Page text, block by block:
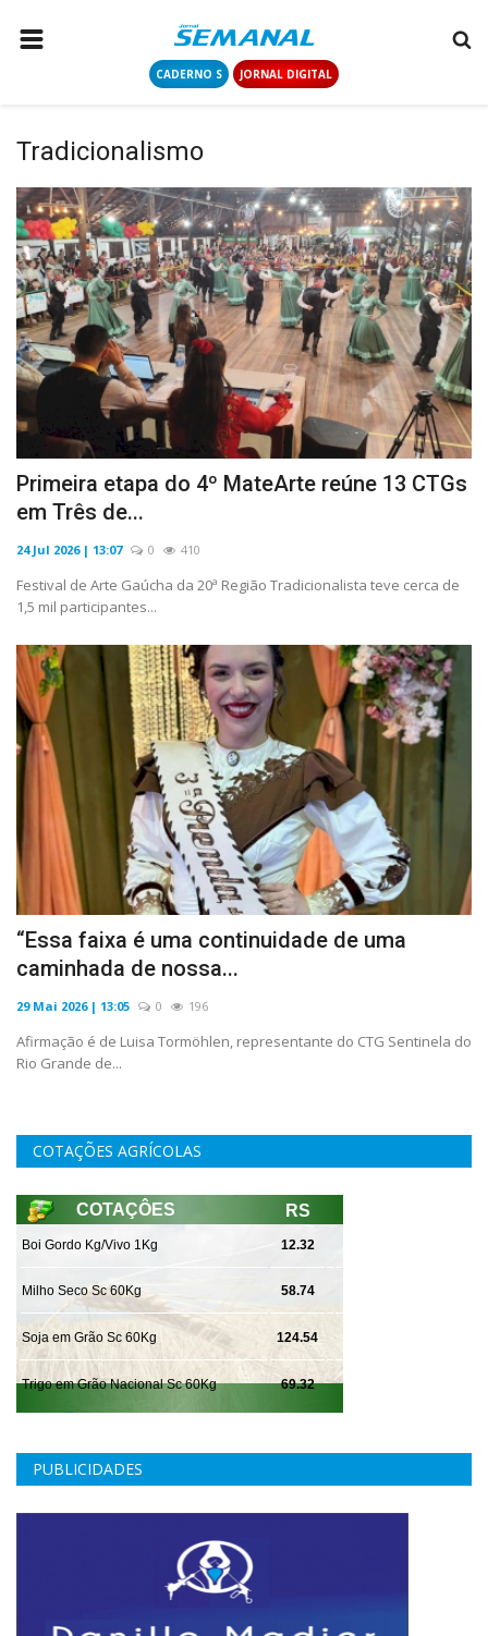
CADERNO S JORNAL DIGITAL
CONTATO
LOGIN
CADASTRAR
CADERNO S
JORNAL DIGITAL
Tradicionalismo
Primeira etapa do 4º MateArte reúne 13 CTGs
em Três de...
24 Jul 2026 | 13:07 0 410
Festival de Arte Gaúcha da 20ª Região Tradicionalista teve cerca de
1,5 mil participantes...
“Essa faixa é uma continuidade de uma
caminhada de nossa...
29 Mai 2026 | 13:05 0 196
Afirmação é de Luisa Tormöhlen, representante do CTG Sentinela do
Rio Grande de...
COTAÇÕES AGRÍCOLAS
PUBLICIDADES